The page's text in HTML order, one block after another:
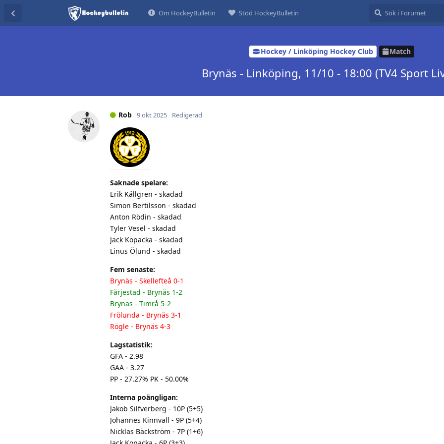
Om HockeyBulletin Stöd HockeyBulletin
Hockey / Linköping Hockey Club Match
Brynäs - Linköping, 11/10 - 18:00 (TV4 Sport
Rob 9 okt 2025 Redigerad
Saknade spelare:
Erik Källgren - skadad
Simon Bertilsson - skadad
Anton Rödin - skadad
Tyler Vesel - skadad
Jack Kopacka - skadad
Linus Ölund - skadad
Fem senaste:
Brynäs - Skellefteå 0-1
Färjestad - Brynäs 1-2
Brynäs - Timrå 5-2
Frölunda - Brynäs 3-1
Rögle - Brynäs 4-3
Lagstatistik:
GFA - 2.98
GAA - 3.27
PP - 27.27% PK - 50.00%
Interna poängligan:
Jakob Silfverberg - 10P (5+5)
Johannes Kinnvall - 9P (5+4)
Nicklas Bäckström - 7P (1+6)